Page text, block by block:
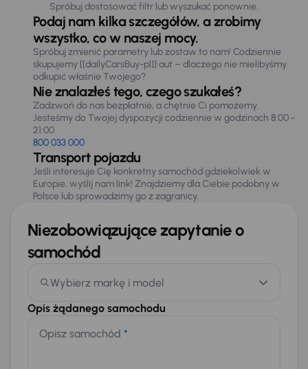
Spróbuj dostosować filtr lub wyszukać ponownie.
Podaj nam kilka szczegółów, a zrobimy
wszystko, co w naszej mocy.
Spróbuj zmienić parametry lub zostaw to nam! Codziennie
skupujemy [[dailyCarsBuy-pl]] aut – dlaczego nie mielibyśmy
odkupić właśnie Twojego?
Nie znalazłeś tego, czego szukałeś?
Zadzwoń do nas bezpłatnie, a chętnie Ci pomożemy.
Jesteśmy do Twojej dyspozycji codziennie w godzinach 8:00 -
21:00
800 033 000
Transport pojazdu
Jeśli interesuje Cię konkretny samochód gdziekolwiek w
Europie, wyślij nam link! Znajdziemy dla Ciebie podobny w
Polsce lub sprowadzimy go z zagranicy.
Niezobowiązujące zapytanie o
samochód
Wybierz markę i model
Opis żądanego samochodu
Opisz samochód *